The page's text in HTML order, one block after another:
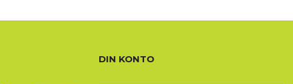
DIN KONTO